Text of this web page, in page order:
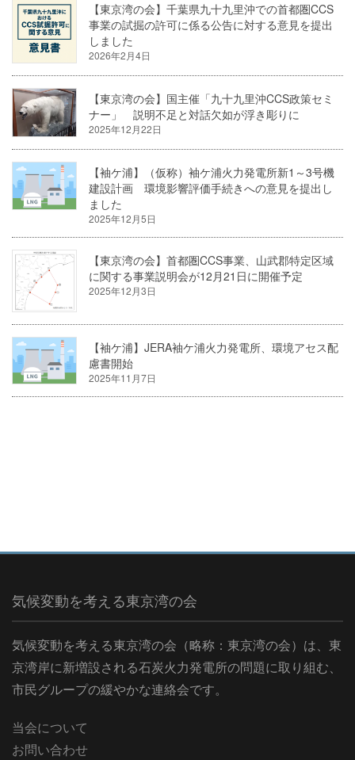
【東京湾の会】千葉県九十九里沖での首都圏CCS
事業の試掘の許可に係る公告に対する意見を提出
しました
2026年2月4日
【東京湾の会】国主催「九十九里沖CCS政策セミ
ナー」 説明不足と対話欠如が浮き彫りに
2025年12月22日
【袖ケ浦】（仮称）袖ケ浦火力発電所新1～3号機
建設計画 環境影響評価手続きへの意見を提出し
ました
2025年12月5日
【東京湾の会】首都圏CCS事業、山武郡特定区域
に関する事業説明会が12月21日に開催予定
2025年12月3日
【袖ケ浦】JERA袖ケ浦火力発電所、環境アセス配
慮書開始
2025年11月7日
気候変動を考える東京湾の会
気候変動を考える東京湾の会（略称：東京湾の会）は、東
京湾岸に新増設される石炭火力発電所の問題に取り組む、
市民グループの緩やかな連絡会です。
当会について
お問い合わせ